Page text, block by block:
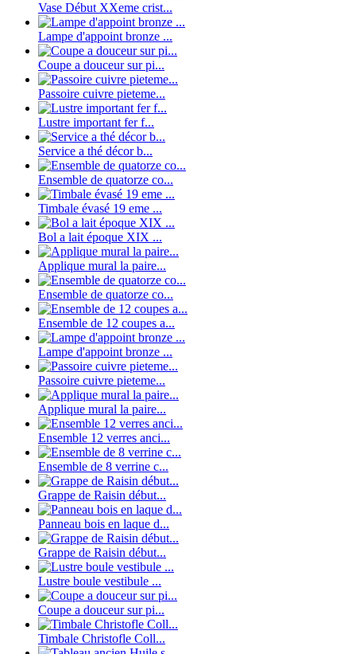
Vase Début XXeme crist...
Lampe d'appoint bronze ...
Coupe a douceur sur pi...
Passoire cuivre pieteme...
Lustre important fer f...
Service a thé décor b...
Ensemble de quatorze co...
Timbale évasé 19 eme ...
Bol a lait époque XIX ...
Applique mural la paire...
Ensemble de quatorze co...
Ensemble de 12 coupes a...
Lampe d'appoint bronze ...
Passoire cuivre pieteme...
Applique mural la paire...
Ensemble 12 verres anci...
Ensemble de 8 verrine c...
Grappe de Raisin début...
Panneau bois en laque d...
Grappe de Raisin début...
Lustre boule vestibule ...
Coupe a douceur sur pi...
Timbale Christofle Coll...